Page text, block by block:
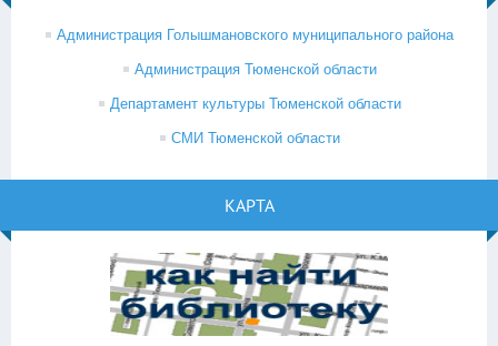
Администрация Голышмановского муниципального района
Администрация Тюменской области
Департамент культуры Тюменской области
СМИ Тюменской области
КАРТА